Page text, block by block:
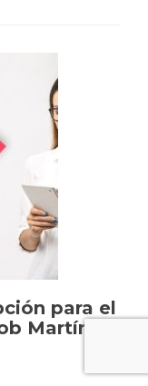
para el
Martínez